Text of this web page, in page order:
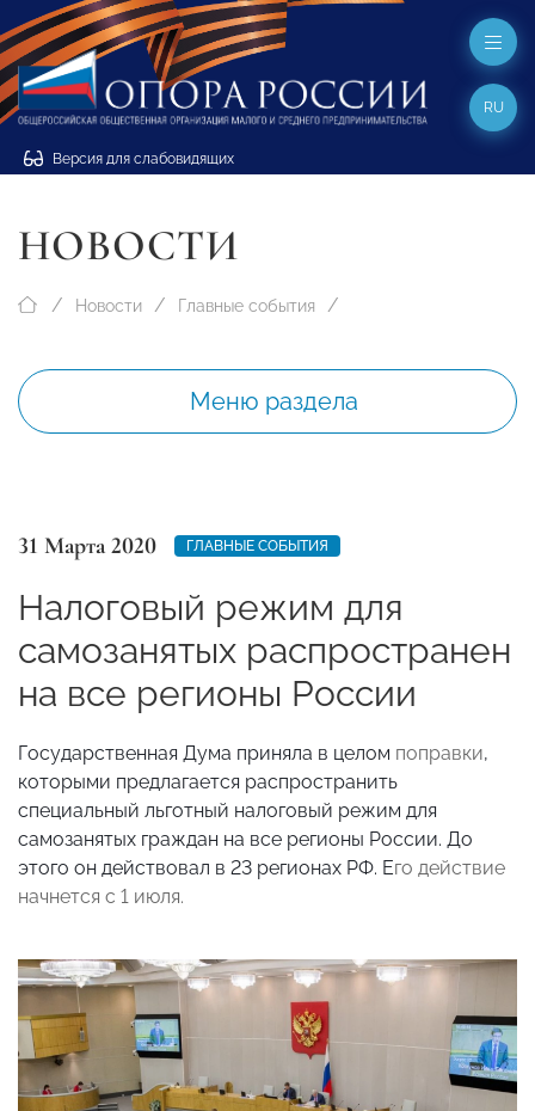
Версия для слабовидящих
RU
НОВОСТИ
Новости Главные события
Меню раздела
31 Марта 2020 ГЛАВНЫЕ СОБЫТИЯ
Налоговый режим для
самозанятых распространен
на все регионы России
Государственная Дума приняла в целом поправки,
которыми предлагается распространить
специальный льготный налоговый режим для
самозанятых граждан на все регионы России. До
этого он действовал в 23 регионах РФ. Его действие
начнется с 1 июля.